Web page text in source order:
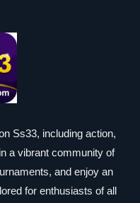
Ss33, including action,
a vibrant community of
and enjoy an
for enthusiasts of all